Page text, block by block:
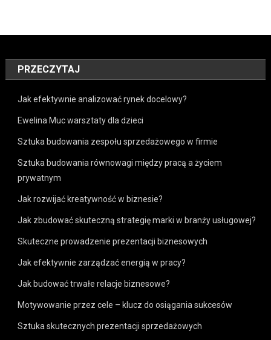
PRZECZYTAJ
Jak efektywnie analizować rynek docelowy?
Ewelina Muc warsztaty dla dzieci
Sztuka budowania zespołu sprzedażowego w firmie
Sztuka budowania równowagi między pracą a życiem
prywatnym
Jak rozwijać kreatywność w biznesie?
Jak zbudować skuteczną strategię marki w branży usługowej?
Skuteczne prowadzenie prezentacji biznesowych
Jak efektywnie zarządzać energią w pracy?
Jak budować trwałe relacje biznesowe?
Motywowanie przez cele – klucz do osiągania sukcesów
Sztuka skutecznych prezentacji sprzedażowych